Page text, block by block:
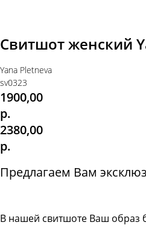
Свитшот женский
Yana Pletneva
sv0323
1900,00
р.
2380,00
р.
Предлагаем Вам
В нашей свитшоте Ваш образ